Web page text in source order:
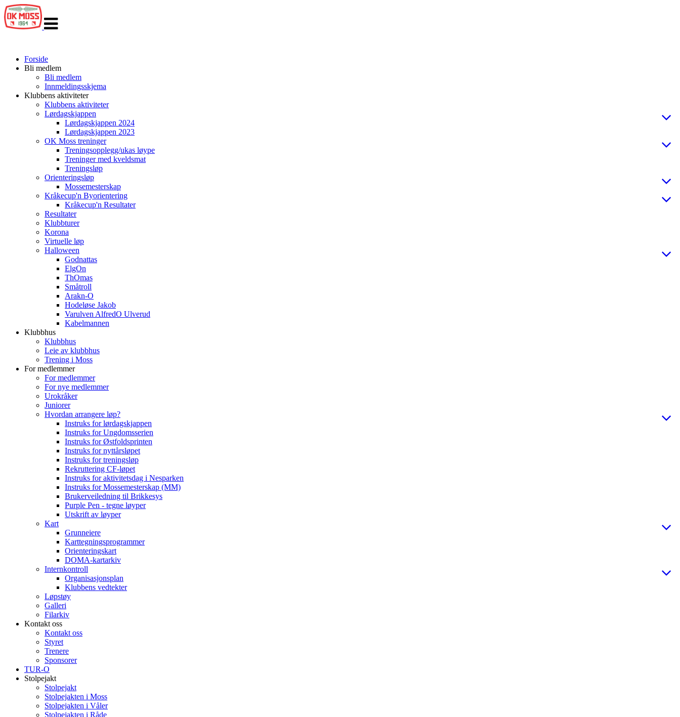
navigasjon
Forside
Bli medlem
Bli medlem
Innmeldingsskjema
Klubbens aktiviteter
Klubbens aktiviteter
Lørdagskjappen
Lørdagskjappen 2024
Lørdagskjappen 2023
OK Moss treninger
Treningsopplegg/ukas løype
Treninger med kveldsmat
Treningsløp
Orienteringsløp
Mossemesterskap
Kråkecup'n Byorientering
Kråkecup'n Resultater
Resultater
Klubbturer
Korona
Virtuelle løp
Halloween
Godnattas
ElgOn
ThOmas
Småtroll
Arakn-O
Hodeløse Jakob
Varulven AlfredO Ulverud
Kabelmannen
Klubbhus
Klubbhus
Leie av klubbhus
Trening i Moss
For medlemmer
For medlemmer
For nye medlemmer
Urokråker
Juniorer
Hvordan arrangere løp?
Instruks for lørdagskjappen
Instruks for Ungdomsserien
Instruks for Østfoldsprinten
Instruks for nyttårsløpet
Instruks for treningsløp
Rekruttering CF-løpet
Instruks for aktivitetsdag i Nesparken
Instruks for Mossemesterskap (MM)
Brukerveiledning til Brikkesys
Purple Pen - tegne løyper
Utskrift av løyper
Kart
Grunneiere
Karttegningsprogrammer
Orienteringskart
DOMA-kartarkiv
Internkontroll
Organisasjonsplan
Klubbens vedtekter
Løpstøy
Galleri
Filarkiv
Kontakt oss
Kontakt oss
Styret
Trenere
Sponsorer
TUR-O
Stolpejakt
Stolpejakt
Stolpejakten i Moss
Stolpejakten i Våler
Stolpejakten i Råde